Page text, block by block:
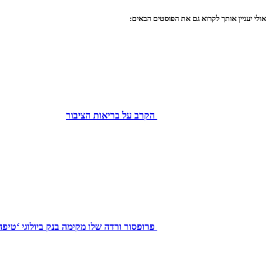
אולי יעניין אותך לקרוא גם את הפוסטים הבאים:
הקרב על בריאות הציבור
פרופסור ורדה שלו מקימה בנק ביולוגי